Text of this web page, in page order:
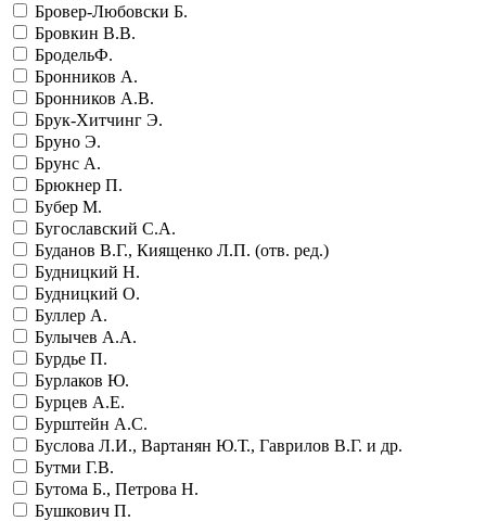
Бровер-Любовски Б.
Бровкин В.В.
БродельФ.
Бронников А.
Бронников А.В.
Брук-Хитчинг Э.
Бруно Э.
Брунс А.
Брюкнер П.
Бубер М.
Бугославский С.А.
Буданов В.Г., Киященко Л.П. (отв. ред.)
Будницкий Н.
Будницкий О.
Буллер А.
Булычев А.А.
Бурдье П.
Бурлаков Ю.
Бурцев А.Е.
Бурштейн А.С.
Буслова Л.И., Вартанян Ю.Т., Гаврилов В.Г. и др.
Бутми Г.В.
Бутома Б., Петрова Н.
Бушкович П.